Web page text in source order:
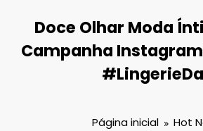
Doce Olhar Moda
Campanha
Página inicial
Hot